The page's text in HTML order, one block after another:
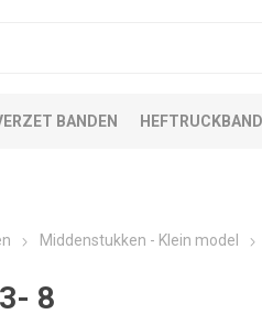
BANDEN
Middenstukken - Klein model
8